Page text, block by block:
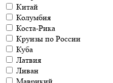
Китай
Колумбия
Коста-Рика
Круизы по России
Куба
Латвия
Ливан